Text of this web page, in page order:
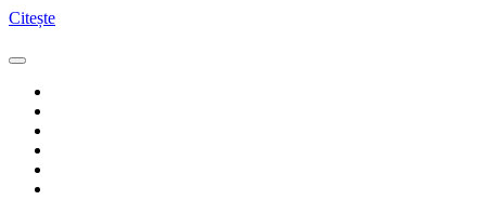
Citește